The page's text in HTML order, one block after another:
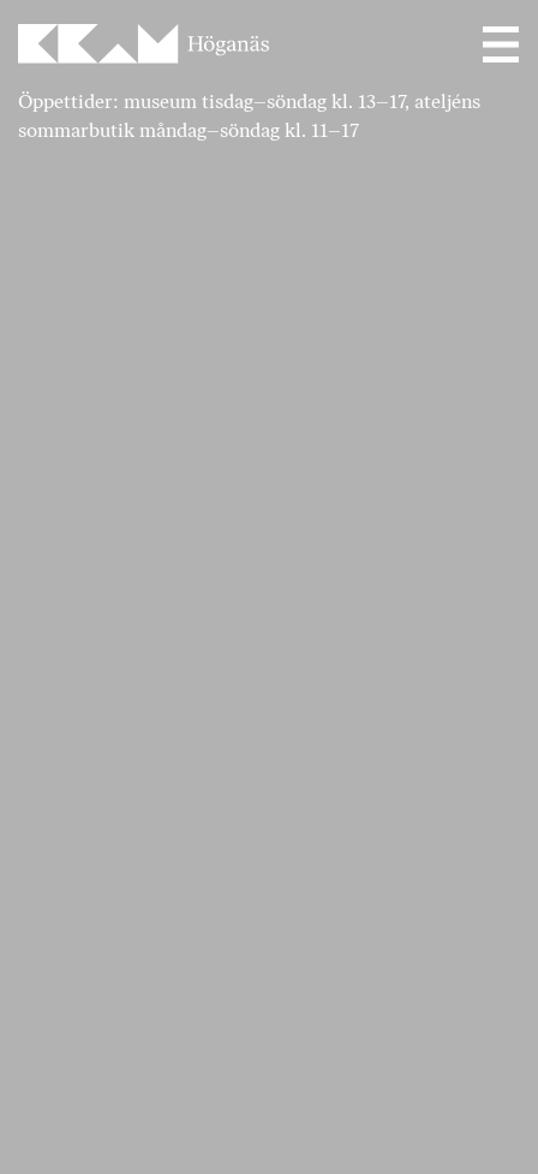
Main Navigation
Öppettider: museum tisdag–söndag kl. 13–17, ateljéns
sommarbutik måndag–söndag kl. 11–17